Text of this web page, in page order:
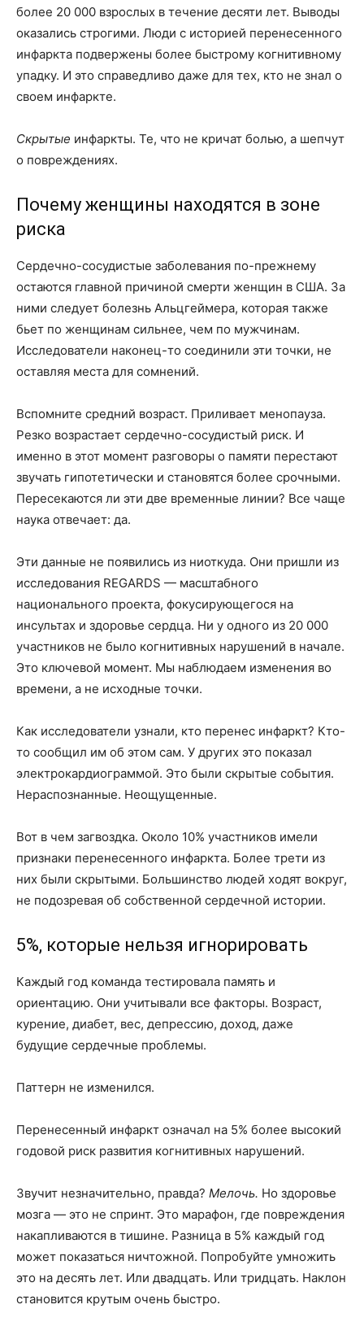
более 20 000 взрослых в течение десяти лет. Выводы
оказались строгими. Люди с историей перенесенного
инфаркта подвержены более быстрому когнитивному
упадку. И это справедливо даже для тех, кто не знал о
своем инфаркте.
Скрытые инфаркты. Те, что не кричат болью, а шепчут
о повреждениях.
Почему женщины находятся в зоне
риска
Сердечно-сосудистые заболевания по-прежнему
остаются главной причиной смерти женщин в США. За
ними следует болезнь Альцгеймера, которая также
бьет по женщинам сильнее, чем по мужчинам.
Исследователи наконец-то соединили эти точки, не
оставляя места для сомнений.
Вспомните средний возраст. Приливает менопауза.
Резко возрастает сердечно-сосудистый риск. И
именно в этот момент разговоры о памяти перестают
звучать гипотетически и становятся более срочными.
Пересекаются ли эти две временные линии? Все чаще
наука отвечает: да.
Эти данные не появились из ниоткуда. Они пришли из
исследования REGARDS — масштабного
национального проекта, фокусирующегося на
инсультах и здоровье сердца. Ни у одного из 20 000
участников не было когнитивных нарушений в начале.
Это ключевой момент. Мы наблюдаем изменения во
времени, а не исходные точки.
Как исследователи узнали, кто перенес инфаркт? Кто-
то сообщил им об этом сам. У других это показал
электрокардиограммой. Это были скрытые события.
Нераспознанные. Неощущенные.
Вот в чем загвоздка. Около 10% участников имели
признаки перенесенного инфаркта. Более трети из
них были скрытыми. Большинство людей ходят вокруг,
не подозревая об собственной сердечной истории.
5%, которые нельзя игнорировать
Каждый год команда тестировала память и
ориентацию. Они учитывали все факторы. Возраст,
курение, диабет, вес, депрессию, доход, даже
будущие сердечные проблемы.
Паттерн не изменился.
Перенесенный инфаркт означал на 5% более высокий
годовой риск развития когнитивных нарушений.
Звучит незначительно, правда? Мелочь. Но здоровье
мозга — это не спринт. Это марафон, где повреждения
накапливаются в тишине. Разница в 5% каждый год
может показаться ничтожной. Попробуйте умножить
это на десять лет. Или двадцать. Или тридцать. Наклон
становится крутым очень быстро.